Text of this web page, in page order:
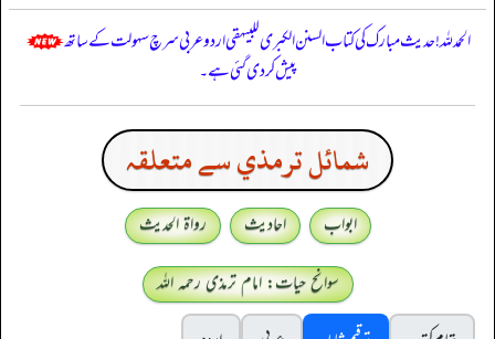
الحمدللہ! حدیث مبارک کی کتاب السنن الكبرى للبيهقي اردو عربی سرچ سہولت کے ساتھ
پیش کر دی گئی ہے۔
شمائل ترمذي سے متعلقہ
ابواب احادیث
رواۃ الحدیث
سوانح حیات: امام ترمذی رحمہ اللہ